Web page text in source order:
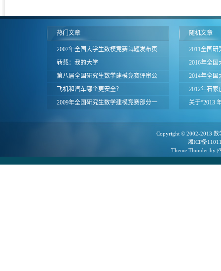
热门文章
2007年全国大学生数模竞赛试题发布页
面
转载：我的大学
第八届全国研究生数学建模竞赛评审公
告
飞机和汽车哪个更安全？
2009年全国研究生数学建模竞赛部分一
随机文章
2011全国
2016年全
区评审结果
2014年全
知暨命题研
2012年石
模竞赛试题
关于“2013
Copyright © 2002-2013 数
湘ICP备
Theme Thunderby